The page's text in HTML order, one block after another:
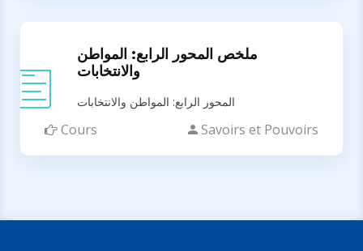
ملخص المحور الرابع: المواطن
والانتخابات
المحور الرابع: المواطن والانتخابات
Cours Savoirs et Pouvoirs